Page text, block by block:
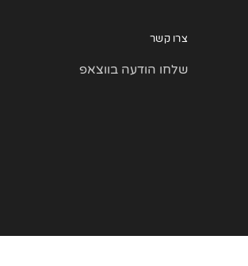
צרו קשר
שלחו הודעה בווצאפ